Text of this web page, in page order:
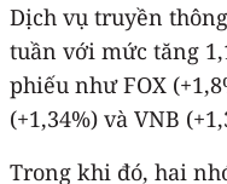
Dịch vụ truyền
tuần với mức tăng
phiếu như FOX
(+1,34%) và VNB
Trong khi đó, hai